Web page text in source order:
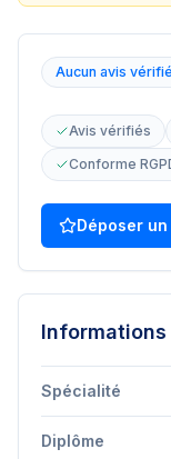
Aucun avis vérifié
Avis vérifiés
Conforme
Déposer
Spécialité
Diplôme